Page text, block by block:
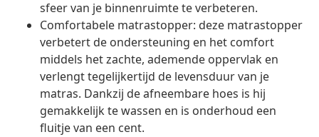
sfeer van je binnenruimte te verbeteren.
Comfortabele matrastopper: deze matrastopper
verbetert de ondersteuning en het comfort
middels het zachte, ademende oppervlak en
verlengt tegelijkertijd de levensduur van je
matras. Dankzij de afneembare hoes is hij
gemakkelijk te wassen en is onderhoud een
fluitje van een cent.